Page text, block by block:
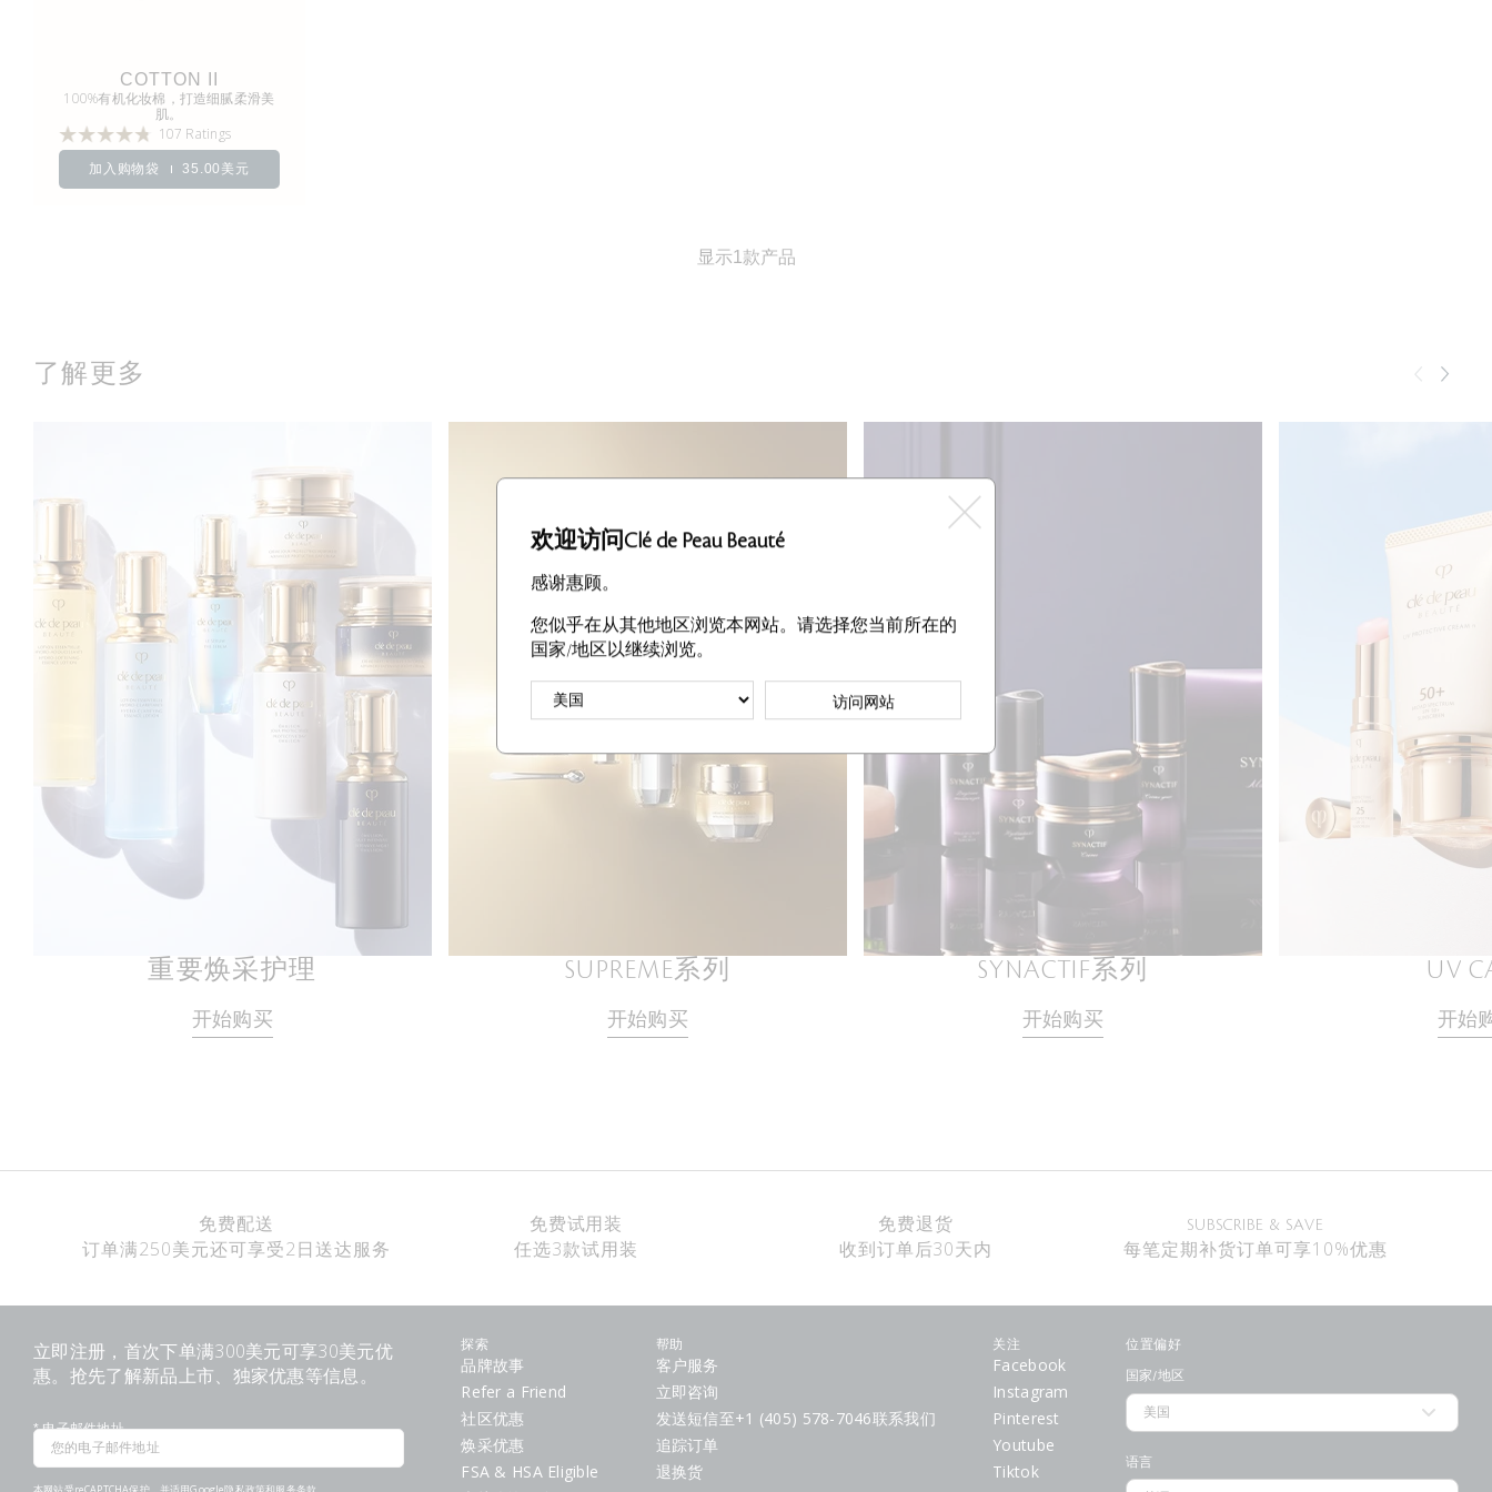
COTTON II
100%有机化妆棉，打造细腻柔滑美
肌。
107 Ratings
加入购物袋 35.00美元
显示1款产品
了解更多
重要焕采护理
开始购买
SUPREME系列
开始购买
SYNACTIF系列
开始购买
UV
开始
免费配送
订单满250美元还可享受2日送达服务
免费试用装
任选3款试用装
免费退货
收到订单后30天内
SUBSCRIBE & SAVE
每笔定期补货订单可享10%优惠
立即注册，首次下单满300美元可享30美元优
惠。抢先了解新品上市、独家优惠等信息。
*电子邮件地址
本网站受reCAPTCHA保护，并适用Google隐私政策和服务条款
探索
品牌故事
Refer a Friend
社区优惠
焕采优惠
FSA & HSA Eligible
帮助
客户服务
立即咨询
发送短信至+1 (405) 578-7046联系我们
追踪订单
退换货
关注
Facebook
Instagram
Pinterest
Youtube
Tiktok
位置偏好
国家/地区
语言
欢迎访问Clé de Peau Beauté
感谢惠顾。
您似乎在从其他地区浏览本网站。请选择您当前所在的
国家/地区以继续浏览。
访问网站